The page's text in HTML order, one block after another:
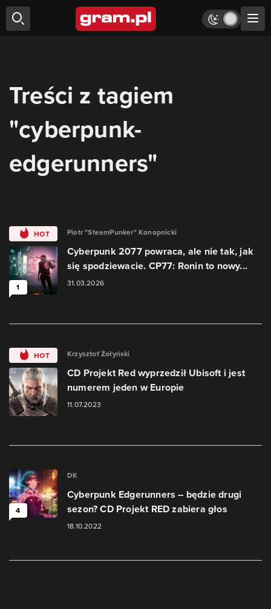
Treści z tagiem
"cyberpunk-
edgerunners"
HOT
1
Piotr "SteamPunker" Konopnicki
Cyberpunk 2077 powraca, ale nie tak, jak
się spodziewacie. CP77: Ronin to nowy...
31.03.2026
HOT Krzysztof Żołyński
CD Projekt Red wyprzedził Ubisoft i jest
numerem jeden w Europie
11.07.2023
4
DK
Cyberpunk Edgerunners – będzie drugi
sezon? CD Projekt RED zabiera głos
18.10.2022